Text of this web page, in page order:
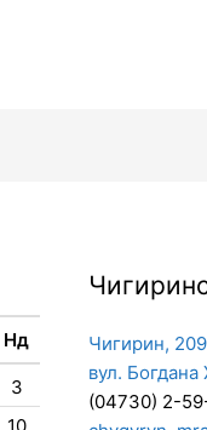
Нд
3
Чигирин,
вул.
(04730) 2-